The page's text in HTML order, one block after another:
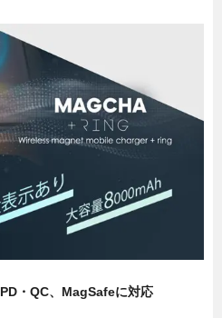
・QC、MagSafeに対応